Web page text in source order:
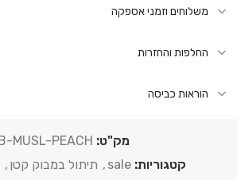
משלוחים וזמני אספקה
החלפות והחזרות
הוראות כביסה
מק"ט: MUSL-PEACH
קטגוריות: sale
, תיתול במבוק קטן ,